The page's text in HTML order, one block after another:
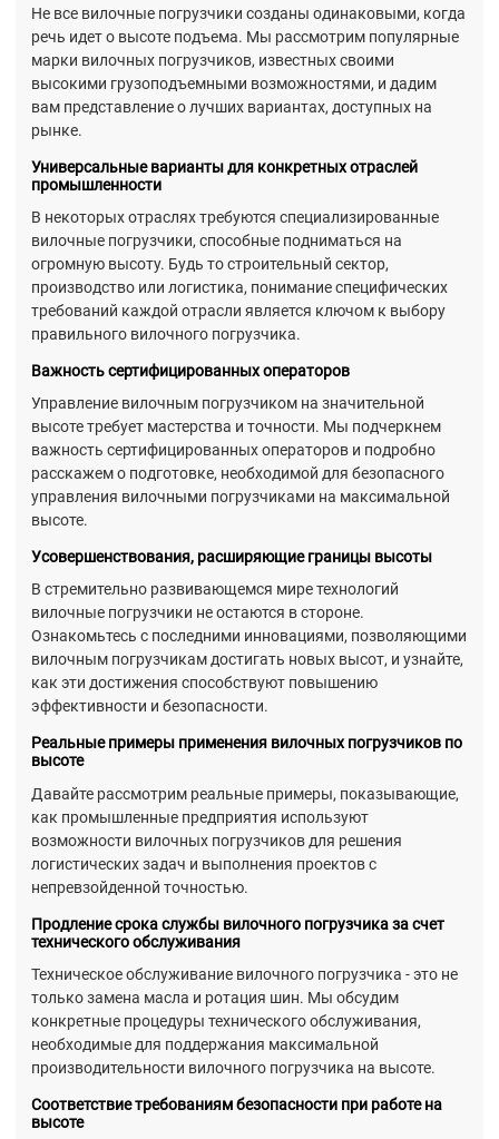
Не все вилочные погрузчики созданы одинаковыми, когда
речь идет о высоте подъема. Мы рассмотрим популярные
марки вилочных погрузчиков, известных своими
высокими грузоподъемными возможностями, и дадим
вам представление о лучших вариантах, доступных на
рынке.
Универсальные варианты для конкретных отраслей
промышленности
В некоторых отраслях требуются специализированные
вилочные погрузчики, способные подниматься на
огромную высоту. Будь то строительный сектор,
производство или логистика, понимание специфических
требований каждой отрасли является ключом к выбору
правильного вилочного погрузчика.
Важность сертифицированных операторов
Управление вилочным погрузчиком на значительной
высоте требует мастерства и точности. Мы подчеркнем
важность сертифицированных операторов и подробно
расскажем о подготовке, необходимой для безопасного
управления вилочными погрузчиками на максимальной
высоте.
Усовершенствования, расширяющие границы высоты
В стремительно развивающемся мире технологий
вилочные погрузчики не остаются в стороне.
Ознакомьтесь с последними инновациями, позволяющими
вилочным погрузчикам достигать новых высот, и узнайте,
как эти достижения способствуют повышению
эффективности и безопасности.
Реальные примеры применения вилочных погрузчиков по
высоте
Давайте рассмотрим реальные примеры, показывающие,
как промышленные предприятия используют
возможности вилочных погрузчиков для решения
логистических задач и выполнения проектов с
непревзойденной точностью.
Продление срока службы вилочного погрузчика за счет
технического обслуживания
Техническое обслуживание вилочного погрузчика - это не
только замена масла и ротация шин. Мы обсудим
конкретные процедуры технического обслуживания,
необходимые для поддержания максимальной
производительности вилочного погрузчика на высоте.
Соответствие требованиям безопасности при работе на
высоте